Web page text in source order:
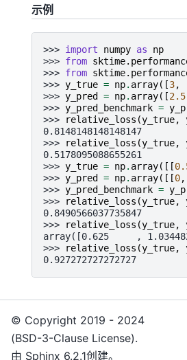
示例
>>> import numpy as
np
>>> from
>>> from
>>> y_true = np. array([3,
>>> y_pred = np. array([2.5
>>> y_pred_benchmark =
>>>
relative_loss (y_true,
0.8148148148148147
>>>
relative_loss (y_true,
0.5178095088655261
>>> y_true = np. array([[
>>> y_pred = np. array([[0,
>>> y_pred_benchmark =
>>>
relative_loss (y_true,
0.8490566037735847
>>>
relative_loss (y_true,
array([0.625     ,
>>>
relative_loss (y_true,
0.927272727272727
© Copyright 2019 - 2024
(BSD-3-Clause License).
由 Sphinx 6.2.1创建。